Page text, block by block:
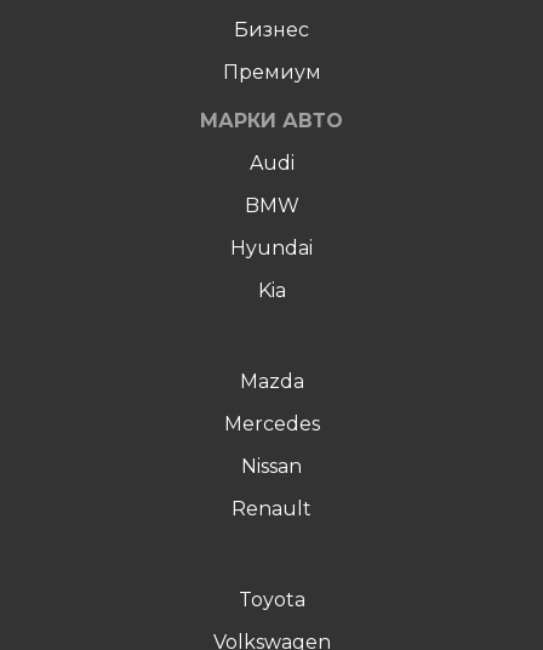
Бизнес
Премиум
МАРКИ АВТО
Audi
BMW
Hyundai
Kia
Mazda
Mercedes
Nissan
Renault
Toyota
Volkswagen